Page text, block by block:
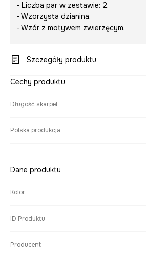
- Liczba par w zestawie: 2.
- Wzorzysta dzianina.
- Wzór z motywem zwierzęcym.
Szczegóły produktu
Cechy produktu
Długość skarpet
Polska produkcja
Dane produktu
Kolor
ID Produktu
Producent